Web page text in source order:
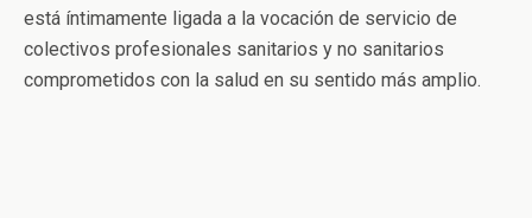
está íntimamente ligada a la vocación de servicio de
colectivos profesionales sanitarios y no sanitarios
comprometidos con la salud en su sentido más amplio.